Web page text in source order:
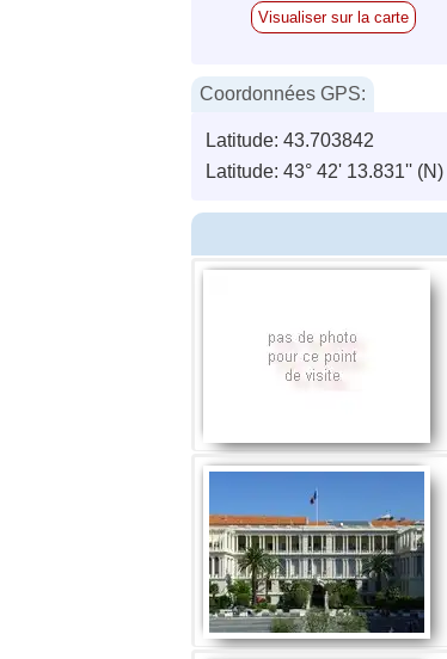
Visualiser sur la carte
Coordonnées GPS:
Latitude: 43.703842
Latitude: 43° 42' 13.831'' (N)